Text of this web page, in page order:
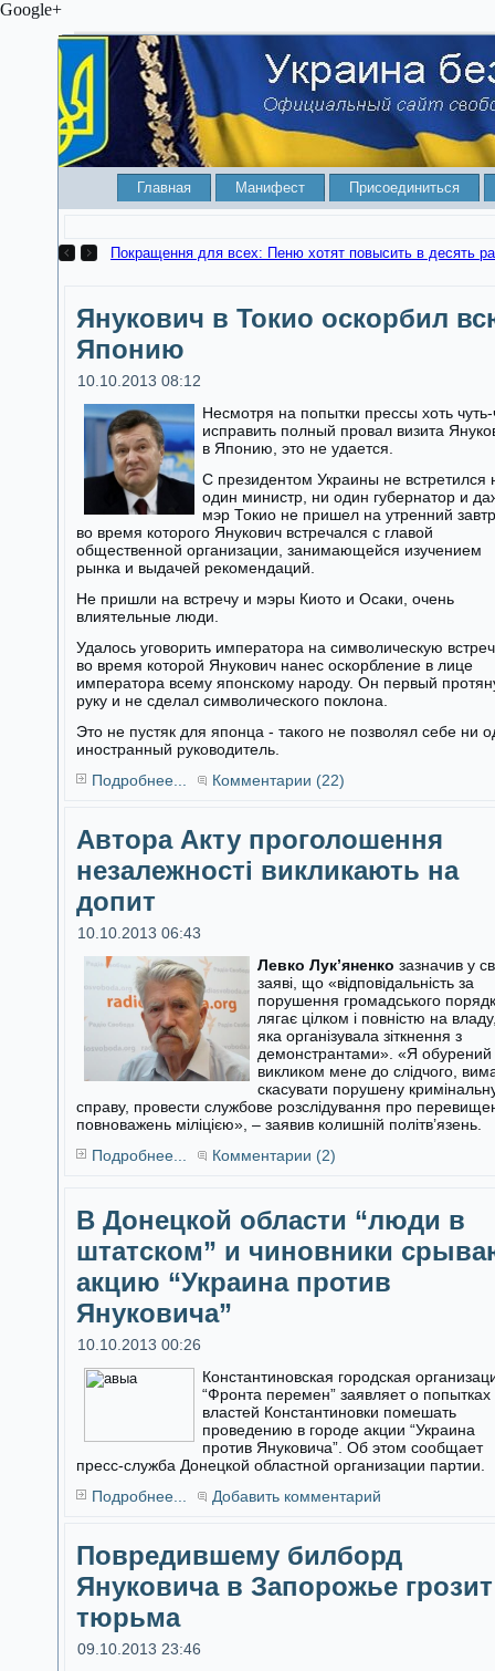
Google+
Главная Манифест Присоединиться
Покращення для
Янукович в Токио оскорбил
Японию
10.10.2013 08:12
Несмотря на попытки прессы хоть чуть-
исправить полный провал визита
в Японию, это не удается.
С президентом Украины не встретился
один министр, ни один губернатор и
мэр Токио не пришел на утренний
во время которого Янукович встречался с главой
общественной организации, занимающейся изучением
рынка и выдачей рекомендаций.
Не пришли на встречу и мэры Киото и Осаки, очень
влиятельные люди.
Удалось уговорить императора на символическую
во время которой Янукович нанес оскорбление в лице
императора всему японскому народу. Он первый
руку и не сделал символического поклона.
Это не пустяк для японца - такого не позволял себе ни
иностранный руководитель.
Подробнее...
Комментарии (22)
Автора Акту проголошення
незалежності викликають на
допит
10.10.2013 06:43
Левко Лук’яненко зазначив у
заяві, що «відповідальність за
порушення громадського
лягає цілком і повністю на
яка організувала зіткнення з
демонстрантами». «Я обурений
викликом мене до слідчого,
скасувати порушену
справу, провести службове розслідування про
повноважень міліцією», – заявив колишній політв’язень.
Подробнее...
Комментарии (2)
В Донецкой области “люди в
штатском” и чиновники
акцию “Украина против
Януковича”
10.10.2013 00:26
Константиновская городская
“Фронта перемен” заявляет о попытках
властей Константиновки помешать
проведению в городе акции “Украина
против Януковича”. Об этом сообщает
пресс-служба Донецкой областной организации партии.
Подробнее...
Добавить комментарий
Повредившему билборд
Януковича в Запорожье грозит
тюрьма
09.10.2013 23:46